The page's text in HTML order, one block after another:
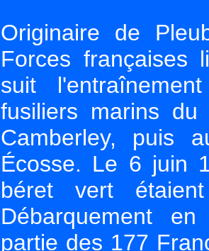
Originaire de
Forces françaises
suit
fusiliers marins
Camberley, puis
Écosse. Le 6 juin
béret vert
Débarquement
partie des 177